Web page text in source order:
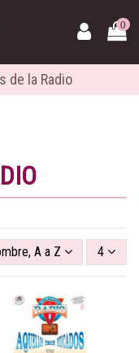
0
de la Radio
A a Z 4